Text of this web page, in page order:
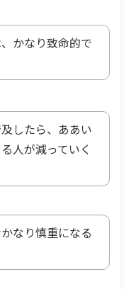
かなり致命的で
したら、ああい
人が減っていく
なり慎重になる